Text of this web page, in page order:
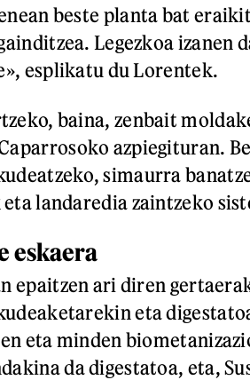
beste planta bat
Legezkoa izanen
esplikatu du Lorentek.
baina, zenbait
azpiegituran.
simaurra
landaredia zaintzeko
eskaera
epaitzen ari diren
eta
eta minden
da digestatoa, eta,